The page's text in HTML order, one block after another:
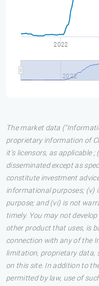
2022
2022
The market data
proprietary information of
it’s licensors, as applicable
disseminated except as
constitute investment
informational purposes; (v)
purpose; and (vi) is not
timely. You may not
other product that uses, is
connection with any of the
limitation, proprietary data,
on this site. In addition to
permitted by law, use of